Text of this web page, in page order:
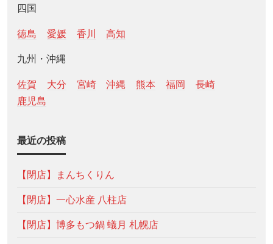
四国
徳島 愛媛 香川 高知
九州・沖縄
佐賀 大分 宮崎 沖縄 熊本 福岡
長崎
鹿児島
最近の投稿
【閉店】まんちくりん
【閉店】一心水産 八柱店
【閉店】博多もつ鍋 蟻月 札幌店